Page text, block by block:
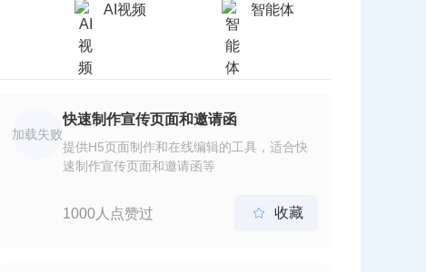
AI视频 智能体
加载失败
快速制作宣传页面和邀请函
提供H5页面制作和在线编辑的工具，适合快
速制作宣传页面和邀请函等
1000人点赞过  收藏